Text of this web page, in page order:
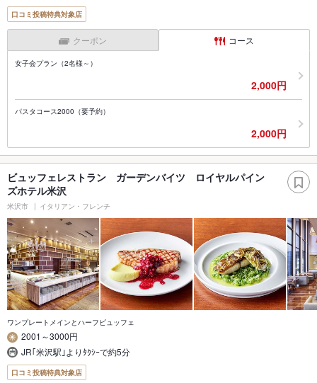
口コミ投稿特典対象店
クーポン コース
女子会プラン（2名様～）
2,000円
パスタコース2000（要予約）
2,000円
ビュッフェレストラン ガーデンバイツ ロイヤルパイン
ズホテル米沢
米沢市 イタリアン・フレンチ
ワンプレートメインとハーフビュッフェ
2001～3000円
JR｢米沢駅｣よりﾀｸｼｰで約5分
口コミ投稿特典対象店